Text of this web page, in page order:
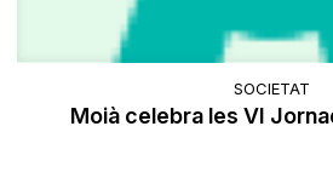
SOCIETAT
Moià celebra les VI